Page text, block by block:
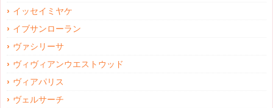
イッセイミヤケ
イブサンローラン
ヴァシリーサ
ヴィヴィアンウエストウッド
ヴィアパリス
ヴェルサーチ